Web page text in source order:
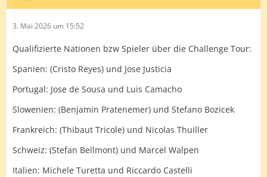
3. Mai 2026 um 15:52
Qualifizierte Nationen bzw Spieler über die Challenge Tour:
Spanien: (Cristo Reyes) und Jose Justicia
Portugal: Jose de Sousa und Luis Camacho
Slowenien: (Benjamin Pratenemer) und Stefano Bozicek
Frankreich: (Thibaut Tricole) und Nicolas Thuiller
Schweiz: (Stefan Bellmont) und Marcel Walpen
Italien: Michele Turetta und Riccardo Castelli